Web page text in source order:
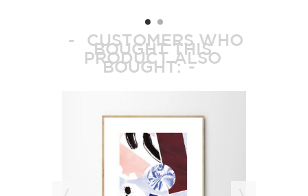
CUSTOMERS WHO
BOUGHT THIS
PRODUCT ALSO
BOUGHT: